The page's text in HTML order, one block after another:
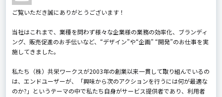
ご覧いただき誠にありがとうございます！
当社はこれまで、業種を問わず様々な企業様の業務の効率化、ブランディ
ング、販売促進のお手伝いなど、“デザイン”や“企画” “開発”のお仕事を実
施してきました。
私たち（株）共栄ワークスが2003年の創業以来一貫して取り組んでいるの
は、エンドユーザーが、「興味から次のアクションを行うには何が最適な
のか?」というテーマの中で私たち自身がサービス提供者であり、利用者